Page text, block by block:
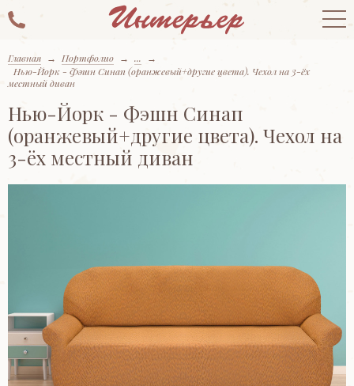
Главная → Портфолио → ...
→
Нью-Йорк - Фэшн Синап (оранжевый+другие цвета). Чехол на 3-ёх
местный диван
Нью-Йорк - Фэшн Синап
(оранжевый+другие цвета). Чехол на
3-ёх местный диван